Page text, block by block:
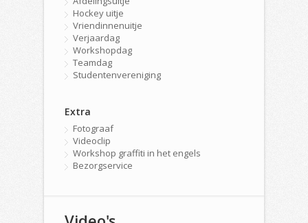
Hockey uitje
Vriendinnenuitje
Verjaardag
Workshopdag
Teamdag
Studentenvereniging
Extra
Fotograaf
Videoclip
Workshop graffiti in het engels
Bezorgservice